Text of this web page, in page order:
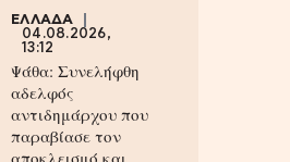
ΕΛΛΑΔΑ
04.08.2026,
13:12
Ψάθα: Συνελήφθη
αδελφός
αντιδημάρχου που
παραβίασε τον
αποκλεισμό και